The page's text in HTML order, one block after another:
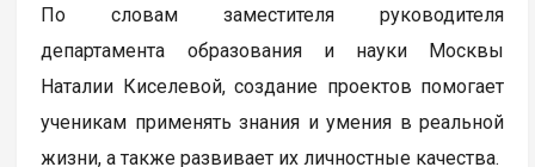
По словам заместителя руководителя
департамента образования и науки Москвы
Наталии Киселевой, создание проектов помогает
ученикам применять знания и умения в реальной
жизни, а также развивает их личностные качества.